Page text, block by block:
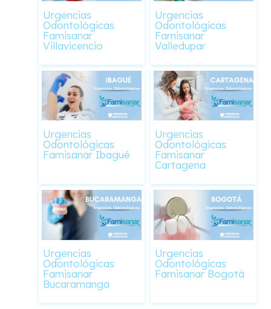
Urgencias
Odontológicas
Famisanar
Villavicencio
Urgencias
Odontológicas
Famisanar
Valledupar
Urgencias
Odontológicas
Famisanar Ibagué
Urgencias
Odontológicas
Famisanar
Cartagena
Urgencias
Odontológicas
Famisanar
Bucaramanga
Urgencias
Odontológicas
Famisanar Bogotá